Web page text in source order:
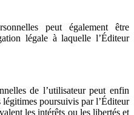
peut également être
légale à laquelle l’Éditeur
de l’utilisateur peut enfin
légitimes poursuivis par l’Éditeur
les intérêts ou les libertés et